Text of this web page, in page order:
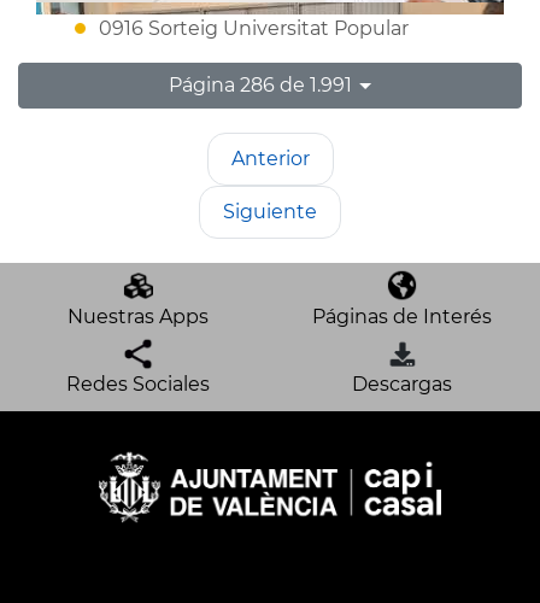
0916 Sorteig Universitat Popular
Página 286 de 1.991
Anterior
Siguiente
Nuestras Apps Páginas de Interés
Redes Sociales Descargas